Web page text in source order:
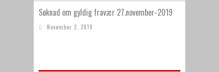
Søknad om gyldig fravær 27.november-2019
November 2, 2019